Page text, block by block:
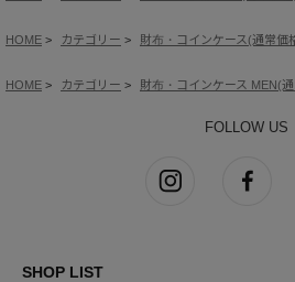
HOME カテゴリー 財布・コインケース(通常価
HOME カテゴリー 財布・コインケース MEN(
FOLLOW US
SHOP LIST